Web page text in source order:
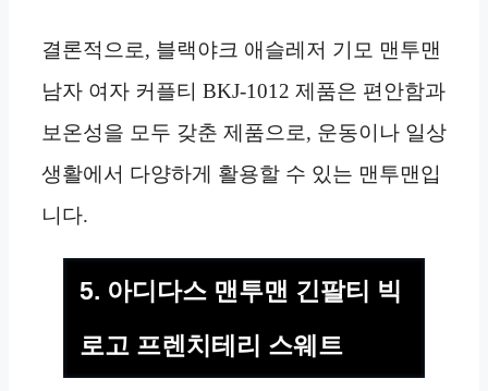
결론적으로, 블랙야크 애슬레저 기모 맨투맨
남자 여자 커플티 BKJ-1012 제품은 편안함과
보온성을 모두 갖춘 제품으로, 운동이나 일상
생활에서 다양하게 활용할 수 있는 맨투맨입
니다.
5. 아디다스 맨투맨 긴팔티 빅
로고 프렌치테리 스웨트